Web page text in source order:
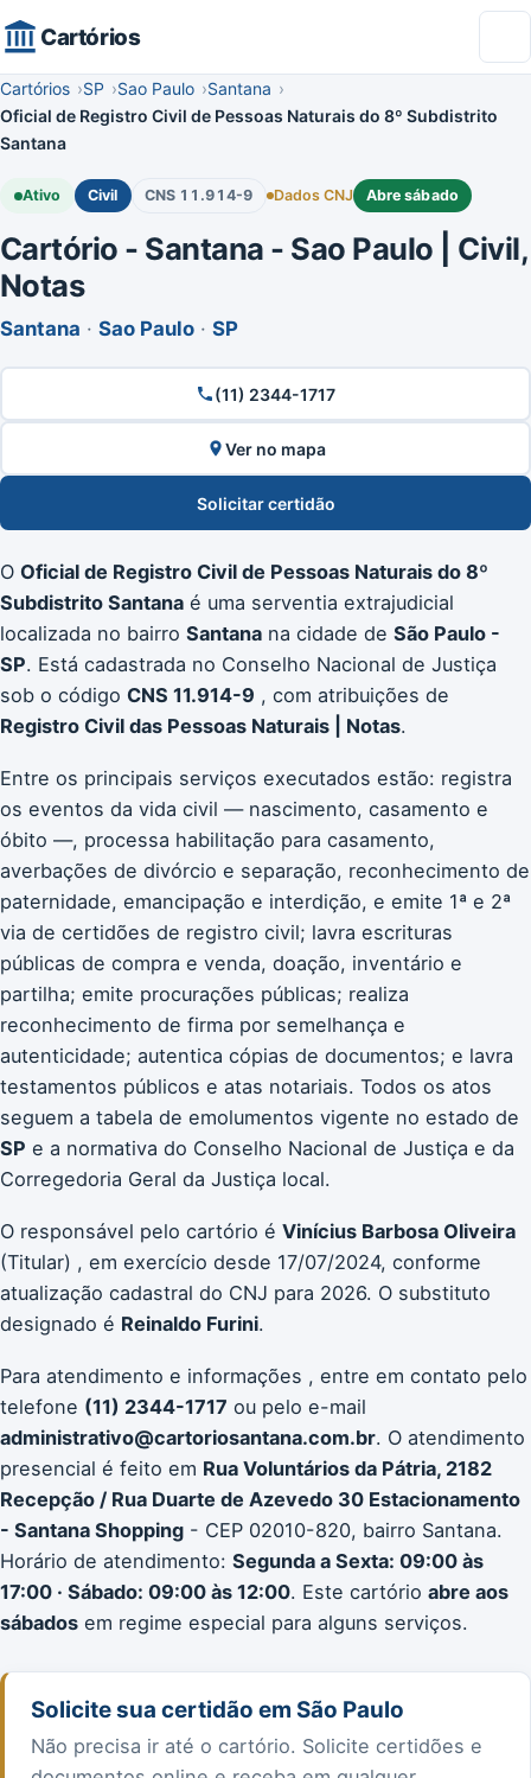
Cartórios
Cartórios SP Sao Paulo
Santana
Oficial de Registro Civil de Pessoas Naturais do 8º Subdistrito
Santana
Ativo Civil CNS 11.914-9 Dados CNJ Abre sábado
Cartório - Santana - Sao Paulo | Civil,
Notas
Santana · Sao Paulo · SP
(11) 2344-1717
Ver no mapa
Solicitar certidão
O Oficial de Registro Civil de Pessoas Naturais do 8º
Subdistrito Santana é uma serventia extrajudicial
localizada no bairro Santana na cidade de São Paulo -
SP. Está cadastrada no Conselho Nacional de Justiça
sob o código CNS 11.914-9 , com atribuições de
Registro Civil das Pessoas Naturais | Notas.
Entre os principais serviços executados estão: registra
os eventos da vida civil — nascimento, casamento e
óbito —, processa habilitação para casamento,
averbações de divórcio e separação, reconhecimento de
paternidade, emancipação e interdição, e emite 1ª e 2ª
via de certidões de registro civil; lavra escrituras
públicas de compra e venda, doação, inventário e
partilha; emite procurações públicas; realiza
reconhecimento de firma por semelhança e
autenticidade; autentica cópias de documentos; e lavra
testamentos públicos e atas notariais. Todos os atos
seguem a tabela de emolumentos vigente no estado de
SP e a normativa do Conselho Nacional de Justiça e da
Corregedoria Geral da Justiça local.
O responsável pelo cartório é Vinícius Barbosa Oliveira
(Titular) , em exercício desde 17/07/2024, conforme
atualização cadastral do CNJ para 2026. O substituto
designado é Reinaldo Furini.
Para atendimento e informações , entre em contato pelo
telefone (11) 2344-1717 ou pelo e-mail
administrativo@cartoriosantana.com.br. O atendimento
presencial é feito em Rua Voluntários da Pátria, 2182
Recepção / Rua Duarte de Azevedo 30 Estacionamento
- Santana Shopping - CEP 02010-820, bairro Santana.
Horário de atendimento: Segunda a Sexta: 09:00 às
17:00 · Sábado: 09:00 às 12:00. Este cartório abre aos
sábados em regime especial para alguns serviços.
Solicite sua certidão em São Paulo
Não precisa ir até o cartório. Solicite certidões e